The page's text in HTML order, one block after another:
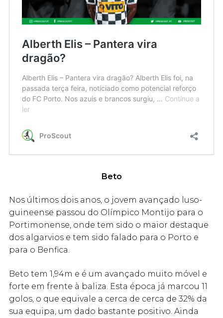
Beto
Nos últimos dois anos, o jovem avançado luso-
guineense passou do Olímpico Montijo para o
Portimonense, onde tem sido o maior destaque
dos algarvios e tem sido falado para o Porto e
para o Benfica.
Beto tem 1,94m e é um avançado muito móvel e
forte em frente à baliza. Esta época já marcou 11
golos, o que equivale a cerca de cerca de 32% da
sua equipa, um dado bastante positivo. Ainda